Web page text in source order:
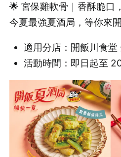
🌟 宮保雞軟骨｜香酥脆口
今夏最強夏酒局，等你來
適用分店：開飯川食
活動時間：即日起至